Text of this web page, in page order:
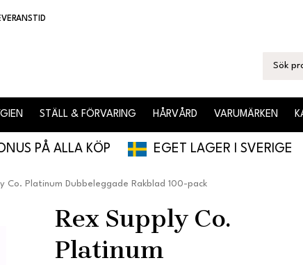
STÄLL & FÖRVARING HÅRVÅRD VARUMÄRKEN
PÅ ALLA KÖP EGET LAGER I SVERIGE
Co. Platinum Dubbeleggade Rakblad 100-pack
Rex Supply Co.
Platinum